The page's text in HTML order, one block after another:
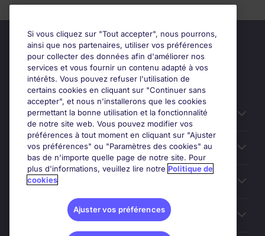
Candidats
Entreprises
Contact
Les avis Google
Si vous cliquez sur "Tout accepter", nous pourrons,
ainsi que nos partenaires, utiliser vos préférences
pour collecter des données afin d'améliorer nos
services et vous fournir un contenu adapté à vos
intérêts. Vous pouvez refuser l'utilisation de
certains cookies en cliquant sur "Continuer sans
accepter", et nous n'installerons que les cookies
permettant la bonne utilisation et la fonctionnalité
de notre site web. Vous pouvez modifier vos
préférences à tout moment en cliquant sur "Ajuster
vos préférences" ou "Paramètres des cookies" au
bas de n'importe quelle page de notre site. Pour
plus d'informations, veuillez lire notre Politique de
cookies
Ajuster vos préférences